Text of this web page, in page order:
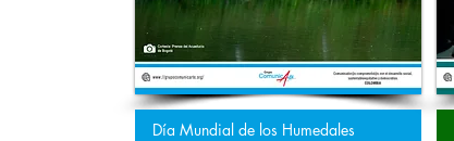
Día Mundial de los Humedales